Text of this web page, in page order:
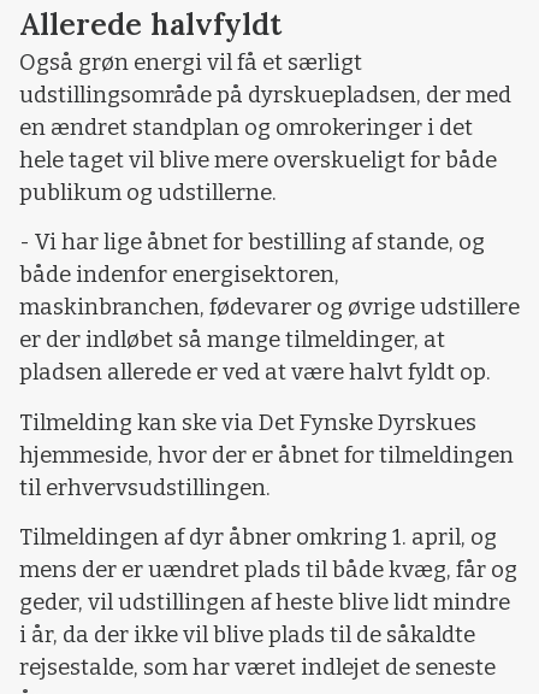
Allerede halvfyldt
Også grøn energi vil få et særligt
udstillingsområde på dyrskuepladsen, der med
en ændret standplan og omrokeringer i det
hele taget vil blive mere overskueligt for både
publikum og udstillerne.
- Vi har lige åbnet for bestilling af stande, og
både indenfor energisektoren,
maskinbranchen, fødevarer og øvrige udstillere
er der indløbet så mange tilmeldinger, at
pladsen allerede er ved at være halvt fyldt op.
Tilmelding kan ske via Det Fynske Dyrskues
hjemmeside, hvor der er åbnet for tilmeldingen
til erhvervsudstillingen.
Tilmeldingen af dyr åbner omkring 1. april, og
mens der er uændret plads til både kvæg, får og
geder, vil udstillingen af heste blive lidt mindre
i år, da der ikke vil blive plads til de såkaldte
rejsestalde, som har været indlejet de seneste